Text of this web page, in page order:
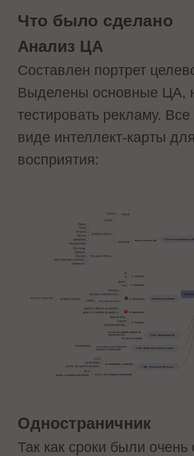
Что было сделано
Анализ ЦА
Составлен портрет
Выделены основные ЦА,
тестировать рекламу.
виде интеллект-карты
восприятия:
Одностраничник
Так как сроки были